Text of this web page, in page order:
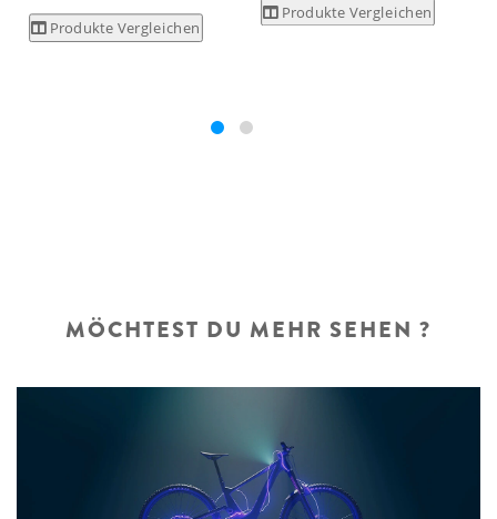
Produkte Vergleichen
Produkte Vergleichen
MÖCHTEST DU MEHR SEHEN ?